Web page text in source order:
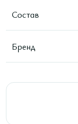
Состав
Бренд